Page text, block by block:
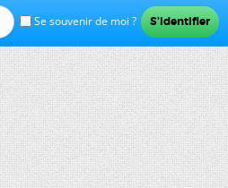
Se souvenir de moi ?